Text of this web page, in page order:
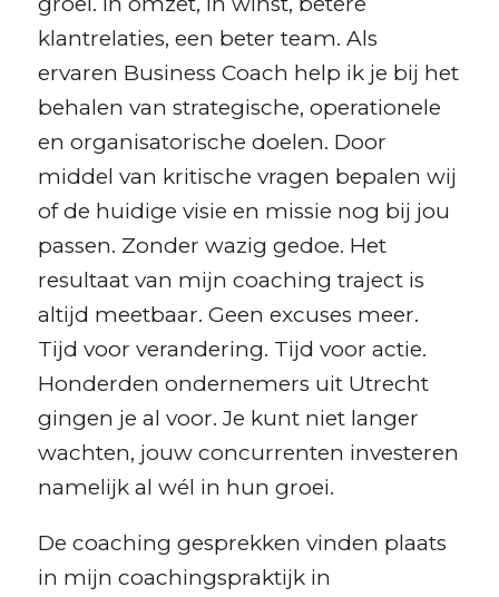
klantrelaties, een beter team. Als
ervaren Business Coach help ik je bij het
behalen van strategische, operationele
en organisatorische doelen. Door
middel van kritische vragen bepalen wij
of de huidige visie en missie nog bij jou
passen. Zonder wazig gedoe. Het
resultaat van mijn coaching traject is
altijd meetbaar. Geen excuses meer.
Tijd voor verandering. Tijd voor actie.
Honderden ondernemers uit Utrecht
gingen je al voor. Je kunt niet langer
wachten, jouw concurrenten investeren
namelijk al wél in hun groei.
De coaching gesprekken vinden plaats
in mijn coachingspraktijk in